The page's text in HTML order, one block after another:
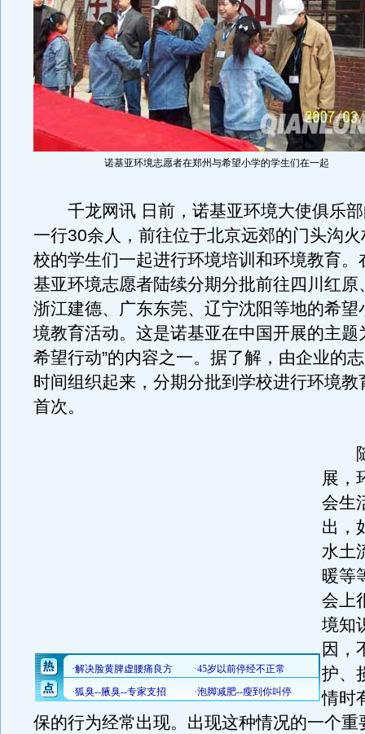
诺基亚环境志愿者在郑州与希望小学的学生们在一起
千龙网讯 日前，诺基亚环境大使俱乐部
一行30余人，前往位于北京远郊的门头沟
校的学生们一起进行环境培训和环境教育。
基亚环境志愿者陆续分期分批前往四川红原
浙江建德、广东东莞、辽宁沈阳等地的希望
境教育活动。这是诺基亚在中国开展的主题
希望行动”的内容之一。据了解，由企业的
时间组织起来，分期分批到学校进行环境教
首次。
随
展，
会生
出，
水土
暖等
会上
境知
因，
护、
情时
保的行为经常出现。出现这种情况的一个重